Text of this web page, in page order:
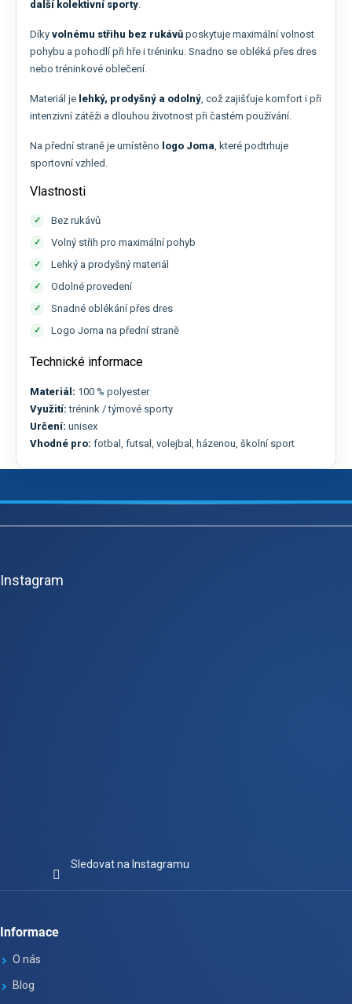
další kolektivní sporty.
Díky volnému střihu bez rukávů poskytuje maximální volnost
pohybu a pohodlí při hře i tréninku. Snadno se obléká přes dres
nebo tréninkové oblečení.
Materiál je lehký, prodyšný a odolný, což zajišťuje komfort i při
intenzivní zátěži a dlouhou životnost při častém používání.
Na přední straně je umístěno logo Joma, které podtrhuje
sportovní vzhled.
Vlastnosti
Bez rukávů
Volný střih pro maximální pohyb
Lehký a prodyšný materiál
Odolné provedení
Snadné oblékání přes dres
Logo Joma na přední straně
Technické informace
Materiál: 100 % polyester
Využití: trénink / týmové sporty
Určení: unisex
Vhodné pro: fotbal, futsal, volejbal, házenou, školní sport
Z
Instagram
Sledovat na Instagramu
Informace
O nás
Blog